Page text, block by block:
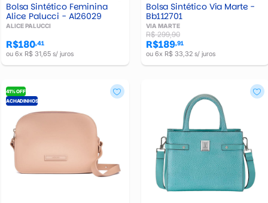
Bolsa Sintético Feminina
Alice Palucci - Al26029
ALICE PALUCCI
R$180,41
ou 6x R$ 31,65 s/ juros
Bolsa Sintético Via Marte -
Bb112701
VIA MARTE
R$ 299,90
R$189,91
ou 6x R$ 33,32 s/ juros
41% OFF
ACHADINHOS